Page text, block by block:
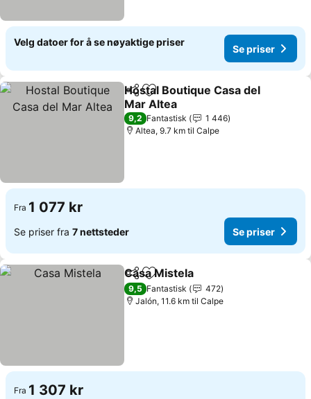
Velg datoer for å se nøyaktige priser
Se priser
Del Legg til i favoritter
Hostal Boutique Casa del
Mar Altea
Se priser
9,2 Fantastisk
1 446
Altea, 9.7 km til Calpe
Fra 1 077 kr
Se priser fra 7 nettsteder Se priser
Del Legg til i favoritter
Casa Mistela
9,5 Fantastisk
472
Jalón, 11.6 km til Calpe
Fra 1 307 kr